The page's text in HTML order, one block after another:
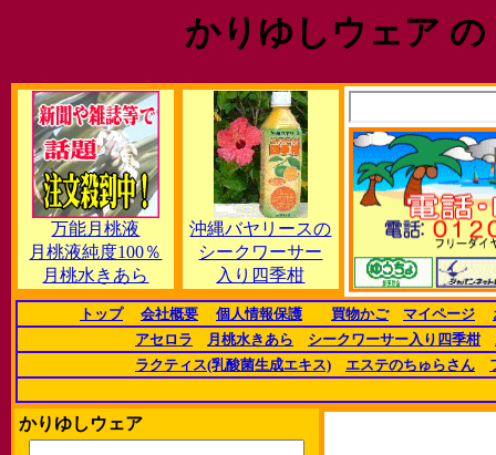
かりゆしウェア
万能月桃液
月桃液純度100％
月桃水きあら
沖縄バヤリースの
シークワーサー
入り四季柑
トップ 会社概要 個人情報保護 買物かご マイページ
アセロラ
月桃水きあら シークワーサー入り四季柑
ラクティス(乳酸菌生成エキス)
エステのちゅらさん
かりゆしウェア